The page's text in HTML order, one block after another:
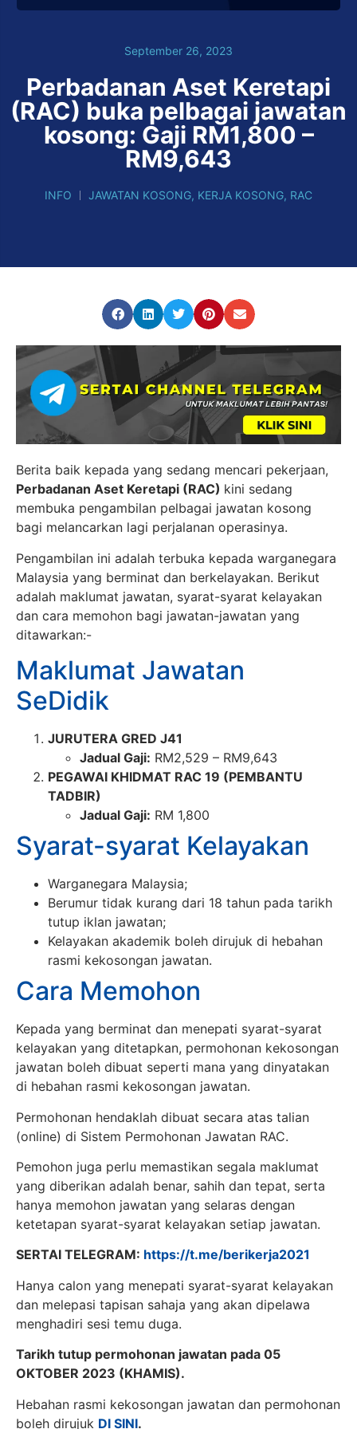
September 26, 2023
Perbadanan Aset Keretapi
(RAC) buka pelbagai jawatan
kosong: Gaji RM1,800 –
RM9,643
INFO JAWATAN KOSONG, KERJA KOSONG, RAC
Berita baik kepada yang sedang mencari pekerjaan,
Perbadanan Aset Keretapi (RAC) kini sedang
membuka pengambilan pelbagai jawatan kosong
bagi melancarkan lagi perjalanan operasinya.
Pengambilan ini adalah terbuka kepada warganegara
Malaysia yang berminat dan berkelayakan. Berikut
adalah maklumat jawatan, syarat-syarat kelayakan
dan cara memohon bagi jawatan-jawatan yang
ditawarkan:-
Maklumat Jawatan
SeDidik
JURUTERA GRED J41
Jadual Gaji: RM2,529 – RM9,643
PEGAWAI KHIDMAT RAC 19 (PEMBANTU
TADBIR)
Jadual Gaji: RM 1,800
Syarat-syarat Kelayakan
Warganegara Malaysia;
Berumur tidak kurang dari 18 tahun pada tarikh
tutup iklan jawatan;
Kelayakan akademik boleh dirujuk di hebahan
rasmi kekosongan jawatan.
Cara Memohon
Kepada yang berminat dan menepati syarat-syarat
kelayakan yang ditetapkan, permohonan kekosongan
jawatan boleh dibuat seperti mana yang dinyatakan
di hebahan rasmi kekosongan jawatan.
Permohonan hendaklah dibuat secara atas talian
(online) di Sistem Permohonan Jawatan RAC.
Pemohon juga perlu memastikan segala maklumat
yang diberikan adalah benar, sahih dan tepat, serta
hanya memohon jawatan yang selaras dengan
ketetapan syarat-syarat kelayakan setiap jawatan.
SERTAI TELEGRAM: https://t.me/berikerja2021
Hanya calon yang menepati syarat-syarat kelayakan
dan melepasi tapisan sahaja yang akan dipelawa
menghadiri sesi temu duga.
Tarikh tutup permohonan jawatan pada 05
OKTOBER 2023 (KHAMIS).
Hebahan rasmi kekosongan jawatan dan permohonan
boleh dirujuk DI SINI.